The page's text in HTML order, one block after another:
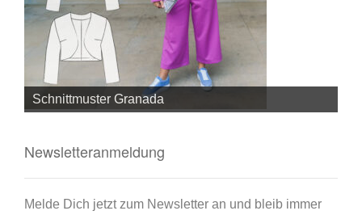
Schnittmuster Granada
Newsletteranmeldung
Melde Dich jetzt zum Newsletter an und bleib immer